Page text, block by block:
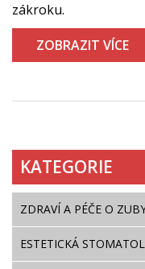
zákroku.
ZOBRAZIT VÍCE
KATEGORIE
ZDRAVÍ A PÉČE O
ESTETICKÁ